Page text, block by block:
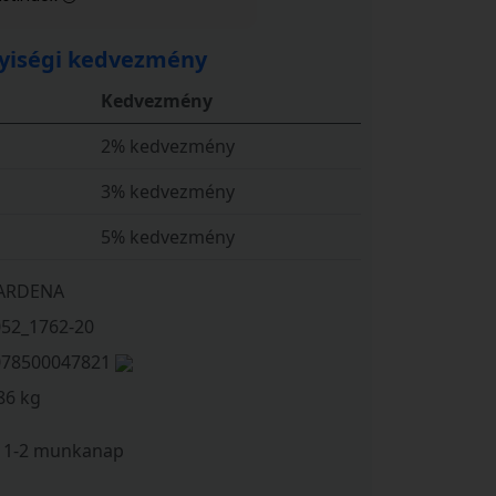
kedvezmény
Kedvezmény
2% kedvezmény
3% kedvezmény
5% kedvezmény
20
kg
1-2 munkanap